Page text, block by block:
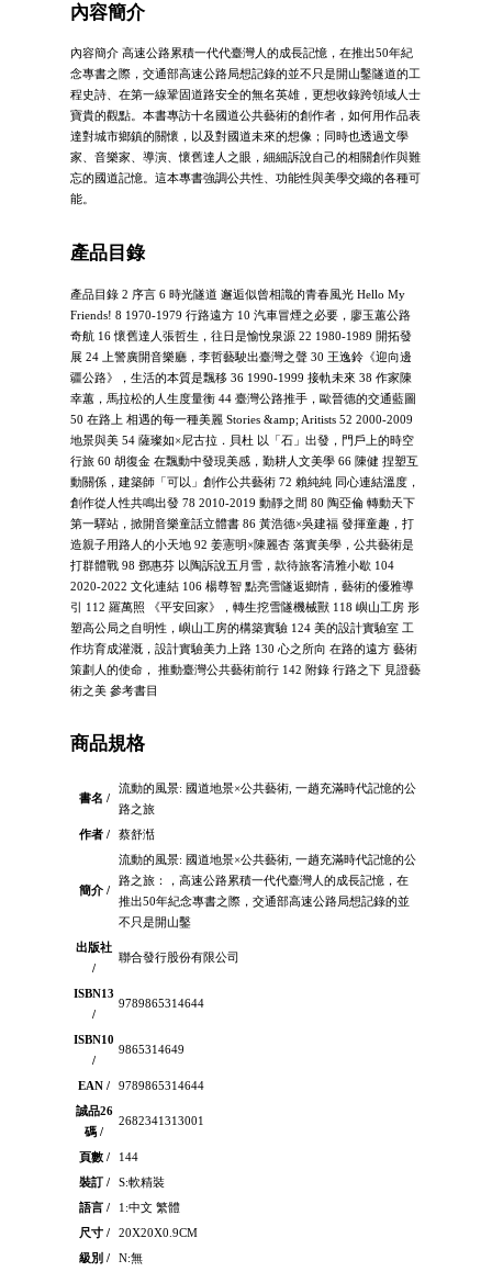
內容簡介
內容簡介 高速公路累積一代代臺灣人的成長記憶，在推出50年紀
念專書之際，交通部高速公路局想記錄的並不只是開山鑿隧道的工
程史詩、在第一線鞏固道路安全的無名英雄，更想收錄跨領域人士
寶貴的觀點。本書專訪十名國道公共藝術的創作者，如何用作品表
達對城市鄉鎮的關懷，以及對國道未來的想像；同時也透過文學
家、音樂家、導演、懷舊達人之眼，細細訴說自己的相關創作與難
忘的國道記憶。這本專書強調公共性、功能性與美學交織的各種可
能。
產品目錄
產品目錄 2 序言 6 時光隧道 邂逅似曾相識的青春風光 Hello My
Friends! 8 1970-1979 行路遠方 10 汽車冒煙之必要，廖玉蕙公路
奇航 16 懷舊達人張哲生，往日是愉悅泉源 22 1980-1989 開拓發
展 24 上警廣開音樂廳，李哲藝駛出臺灣之聲 30 王逸鈴《迎向邊
疆公路》，生活的本質是飄移 36 1990-1999 接軌未來 38 作家陳
幸蕙，馬拉松的人生度量衡 44 臺灣公路推手，歐晉德的交通藍圖
50 在路上 相遇的每一種美麗 Stories &amp; Aritists 52 2000-2009
地景與美 54 薩璨如×尼古拉．貝杜 以「石」出發，門戶上的時空
行旅 60 胡復金 在飄動中發現美感，勤耕人文美學 66 陳健 捏塑互
動關係，建築師「可以」創作公共藝術 72 賴純純 同心連結溫度，
創作從人性共鳴出發 78 2010-2019 動靜之間 80 陶亞倫 轉動天下
第一驛站，掀開音樂童話立體書 86 黃浩德×吳建福 發揮童趣，打
造親子用路人的小天地 92 姜憲明×陳麗杏 落實美學，公共藝術是
打群體戰 98 鄧惠芬 以陶訴說五月雪，款待旅客清雅小歇 104
2020-2022 文化連結 106 楊尊智 點亮雪隧返鄉情，藝術的優雅導
引 112 羅萬照 《平安回家》，轉生挖雪隧機械獸 118 嶼山工房 形
塑高公局之自明性，嶼山工房的構築實驗 124 美的設計實驗室 工
作坊育成灌溉，設計實驗美力上路 130 心之所向 在路的遠方 藝術
策劃人的使命， 推動臺灣公共藝術前行 142 附錄 行路之下 見證藝
術之美 參考書目
商品規格
書名 /
流動的風景: 國道地景×公共藝術, 一趟充滿時代記憶的公
路之旅
作者 /
蔡舒湉
簡介 /
流動的風景: 國道地景×公共藝術, 一趟充滿時代記憶的公
路之旅：，高速公路累積一代代臺灣人的成長記憶，在
推出50年紀念專書之際，交通部高速公路局想記錄的並
不只是開山鑿
出版社
/
聯合發行股份有限公司
ISBN13
/
9789865314644
ISBN10
/
9865314649
EAN /
9789865314644
誠品26
碼 /
2682341313001
頁數 /
144
裝訂 /
S:軟精裝
語言 /
1:中文 繁體
尺寸 /
20X20X0.9CM
級別 /
N:無